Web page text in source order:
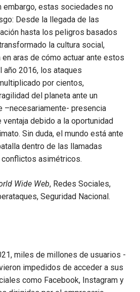
embargo, estas sociedades no
Desde la llegada de las
hasta los peligros basados
la cultura social,
aras de cómo actuar ante estos
2016, los ataques
por cientos,
del planeta ante un
–necesariamente- presencia
debido a la oportunidad
Sin duda, el mundo está ante
dentro de las llamadas
asimétricos.
Wide Web, Redes Sociales,
Seguridad Nacional.
miles de millones de usuarios -
impedidos de acceder a sus
como Facebook, Instagram y